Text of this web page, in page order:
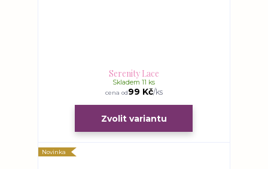
Serenity Lace
cena od99 Kč/ks
Skladem 11 ks
Zvolit variantu
Novinka